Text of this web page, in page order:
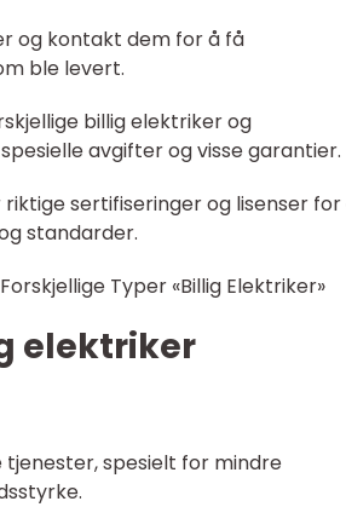
og kontakt dem for å få
ble levert.
billig elektriker og
avgifter og visse garantier.
sertifiseringer og lisenser for
standarder.
Typer «Billig Elektriker»
elektriker
tjenester, spesielt for mindre